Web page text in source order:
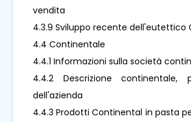
vendita
4.3.9 Sviluppo recente dell'eutettico
4.4 Continentale
4.4.1 Informazioni sulla società
4.4.2 Descrizione continentale,
dell'azienda
4.4.3 Prodotti Continental in pasta